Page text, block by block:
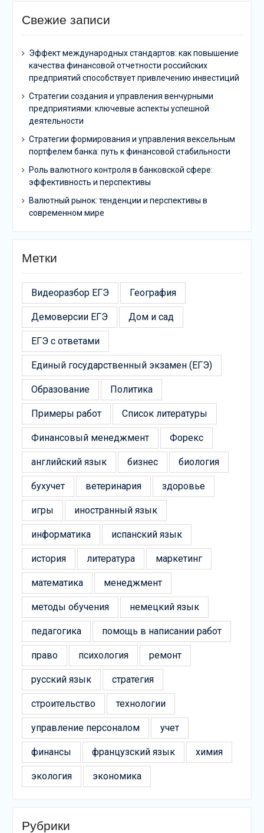
Свежие записи
Эффект международных стандартов: как повышение
качества финансовой отчетности российских
предприятий способствует привлечению инвестиций
Стратегии создания и управления венчурными
предприятиями: ключевые аспекты успешной
деятельности
Стратегии формирования и управления вексельным
портфелем банка: путь к финансовой стабильности
Роль валютного контроля в банковской сфере:
эффективность и перспективы
Валютный рынок: тенденции и перспективы в
современном мире
Метки
Видеоразбор ЕГЭ География
Демоверсии ЕГЭ Дом и сад
ЕГЭ с ответами
Единый государственный экзамен (ЕГЭ)
Образование Политика
Примеры работ Список литературы
Финансовый менеджмент Форекс
английский язык бизнес биология
бухучет ветеринария здоровье
игры иностранный язык
информатика испанский язык
история литература маркетинг
математика менеджмент
методы обучения немецкий язык
педагогика помощь в написании работ
право психология ремонт
русский язык стратегия
строительство технологии
управление персоналом учет
финансы французский язык химия
экология экономика
Рубрики